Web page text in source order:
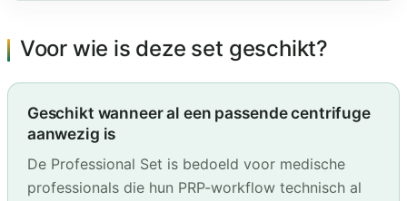
Voor wie is deze set geschikt?
Geschikt wanneer al een passende centrifuge
aanwezig is
De Professional Set is bedoeld voor medische
professionals die hun PRP-workflow technisch al